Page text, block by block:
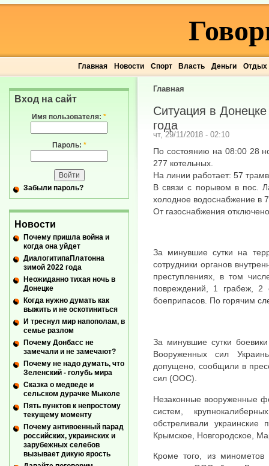
Главная Новости Спорт Власть Деньги Отдых
Главная
Ситуация в
года
чт, 29/11/2018 - 02:10
По состоянию на 08:00 28
277 котельных.
На линии работает: 57
В связи с порывом в пос.
холодное водоснабжение в
От газоснабжения
За минувшие сутки на
сотрудники органов
преступлениях, в том
повреждений, 1 грабеж, 2
боеприпасов. По горячим
За минувшие сутки
Вооруженных сил
допущено, сообщили в
сил (ООС).
Незаконные вооруженные
систем,
обстреливали украинские
Крымское, Новгородское,
Кроме того, из
Вход на сайт
Имя пользователя: *
Пароль: *
Забыли пароль?
Новости
Почему пришла война и
когда она уйдет
ДиалогитипаПлатонна
зимой 2022 года
Неожиданно тихая ночь в
Донецке
Когда нужно думать как
выжить и не оскотиниться
И треснул мир напополам, в
семье разлом
Почему Донбасс не
замечали и не замечают?
Почему не надо думать, что
Зеленский - голубь мира
Сказка о медведе и
сельском дурачке Мыколе
Пять пунктов к непростому
текущему моменту
Почему антивоенный парад
российских, украинских и
зарубежных селебов
вызывает дикую ярость